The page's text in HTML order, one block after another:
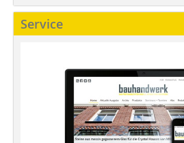
Service